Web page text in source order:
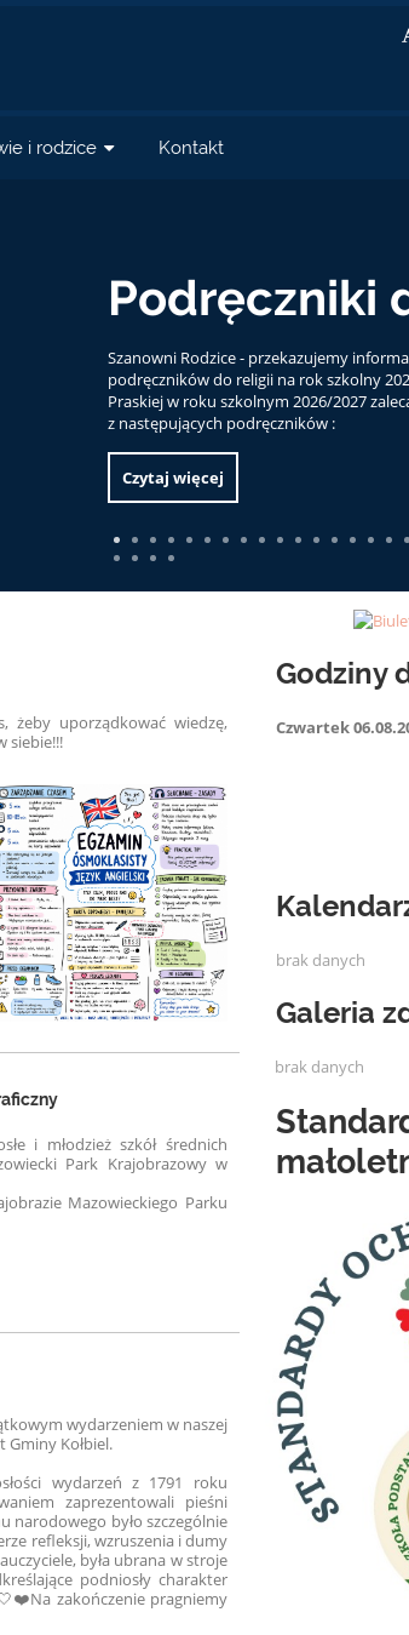
i rodzice Kontakt
Odbiór
Informujemy uczniów klasy
ósmoklasisty będzie można
Czytaj więcej
żeby uporządkować wiedzę,
siebie!!!
i młodzież szkół średnich
Park Krajobrazowy w
Mazowieckiego Parku
wydarzeniem w naszej
Gminy Kołbiel.
wydarzeń z 1791 roku
zaprezentowali pieśni
narodowego było szczególnie
refleksji, wzruszenia i dumy
była ubrana w stroje
podniosły charakter
zakończenie pragniemy
Godziny
Czwartek
brak danych
Galeria
brak danych